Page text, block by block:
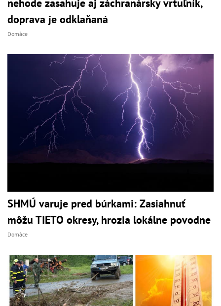
nehode zasahuje aj záchranársky vrtuľník,
doprava je odklaňaná
Domáce
SHMÚ varuje pred búrkami: Zasiahnuť
môžu TIETO okresy, hrozia lokálne povodne
Domáce